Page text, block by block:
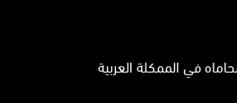
في المحاماه في الممكلة العربية